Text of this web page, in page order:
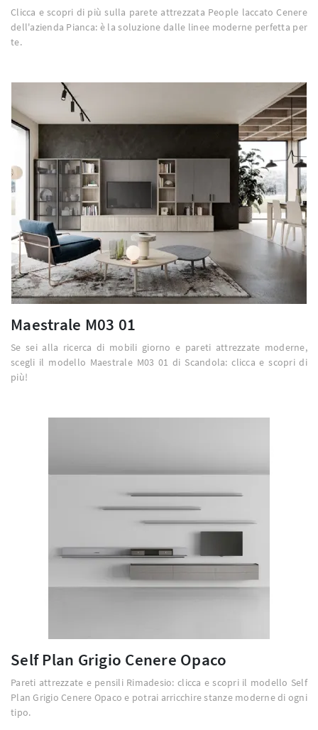
Clicca e scopri di più sulla parete attrezzata People laccato Cenere
dell'azienda Pianca: è la soluzione dalle linee moderne perfetta per
te.
Maestrale M03 01
Se sei alla ricerca di mobili giorno e pareti attrezzate moderne,
scegli il modello Maestrale M03 01 di Scandola: clicca e scopri di
più!
Self Plan Grigio Cenere Opaco
Pareti attrezzate e pensili Rimadesio: clicca e scopri il modello Self
Plan Grigio Cenere Opaco e potrai arricchire stanze moderne di ogni
tipo.